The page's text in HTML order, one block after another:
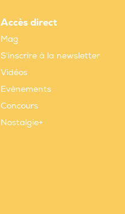
Accès direct
Mag
S'inscrire à la newsletter
Vidéos
Evènements
Concours
Nostalgie+